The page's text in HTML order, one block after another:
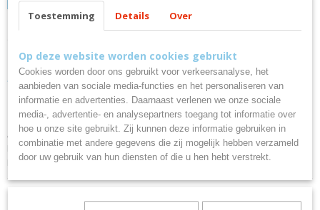
A5 bamboe cover met standfunctie
Ledo 7978
A5 notitieboekje.
Bamboe hardcovers met standfunctie.
Bladwijzer en 80 effen pagina's.
Toestemming Details Over
Op deze website worden cookies gebruikt
Cookies worden door ons gebruikt voor verkeersanalyse, het
aanbieden van sociale media-functies en het personaliseren van
informatie en advertenties. Daarnaast verlenen we onze sociale
media-, advertentie- en analysepartners toegang tot informatie over
hoe u onze site gebruikt. Zij kunnen deze informatie gebruiken in
combinatie met andere gegevens die zij mogelijk hebben verzameld
door uw gebruik van hun diensten of die u hen hebt verstrekt.